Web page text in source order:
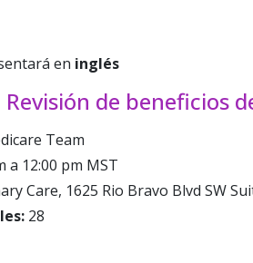
en inglés
de beneficios
Team
a 12:00 pm MST
Care, 1625 Rio Bravo Blvd SW
28